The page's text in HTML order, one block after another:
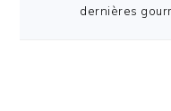
dernières